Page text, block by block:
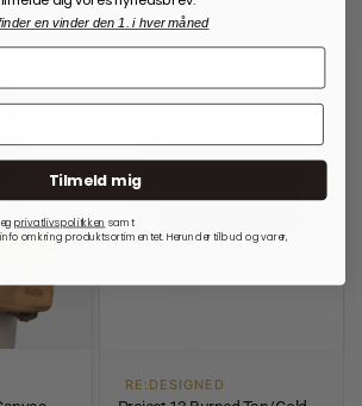
RE:DESIGNED
en vinder den 1. i hver måned
Tilmeld mig
privatlivspolitkken samt
omkring produktsortimentet. Herunder tilbud og varer,